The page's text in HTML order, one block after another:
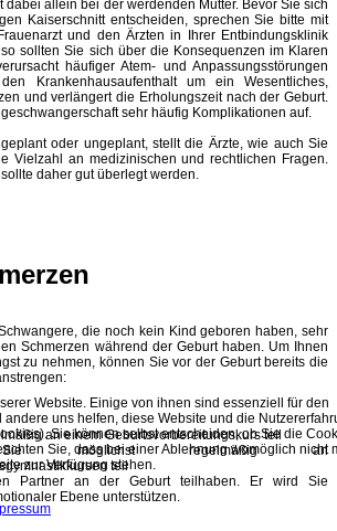
dabei allein bei der werdenden Mutter. Bevor Sie sich
Kaiserschnitt entscheiden, sprechen Sie bitte mit
und den Ärzten in Ihrer Entbindungsklinik
sollten Sie sich über die Konsequenzen im Klaren
häufiger Atem- und Anpassungsstörungen
Krankenhausaufenthalt um ein Wesentliches,
und verlängert die Erholungszeit nach der Geburt.
sehr häufig Komplikationen auf.
oder ungeplant, stellt die Ärzte, wie auch Sie
Vielzahl an medizinischen und rechtlichen Fragen.
daher gut überlegt werden.
die noch kein Kind geboren haben, sehr
Schmerzen während der Geburt haben. Um Ihnen
zu nehmen, können Sie vor der Geburt bereits die
an einem Geburtsvorbereitungskurs teil
möglichst regelmäßig an
teil
Partner an der Geburt teilhaben. Er wird Sie
Ebene unterstützen.
Website. Einige von ihnen sind essenziell für den
andere uns helfen, diese Website und die
Sie können selbst entscheiden, ob Sie die
Sie, dass bei einer Ablehnung womöglich nicht
zur Verfügung stehen.